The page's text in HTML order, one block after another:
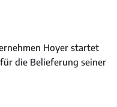
Hoyer startet
die Belieferung seiner